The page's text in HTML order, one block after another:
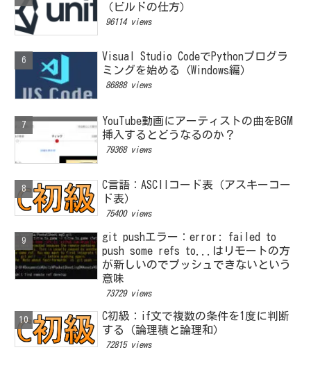
（ビルドの仕方）
96114 views
Visual Studio CodeでPythonプログラ
ミングを始める（Windows編）
86888 views
YouTube動画にアーティストの曲をBGM
挿入するとどうなるのか？
79368 views
C言語：ASCIIコード表（アスキーコー
ド表）
75400 views
git pushエラー：error: failed to
push some refs to...はリモートの方
が新しいのでプッシュできないという
意味
73729 views
C初級：if文で複数の条件を1度に判断
する（論理積と論理和）
72815 views